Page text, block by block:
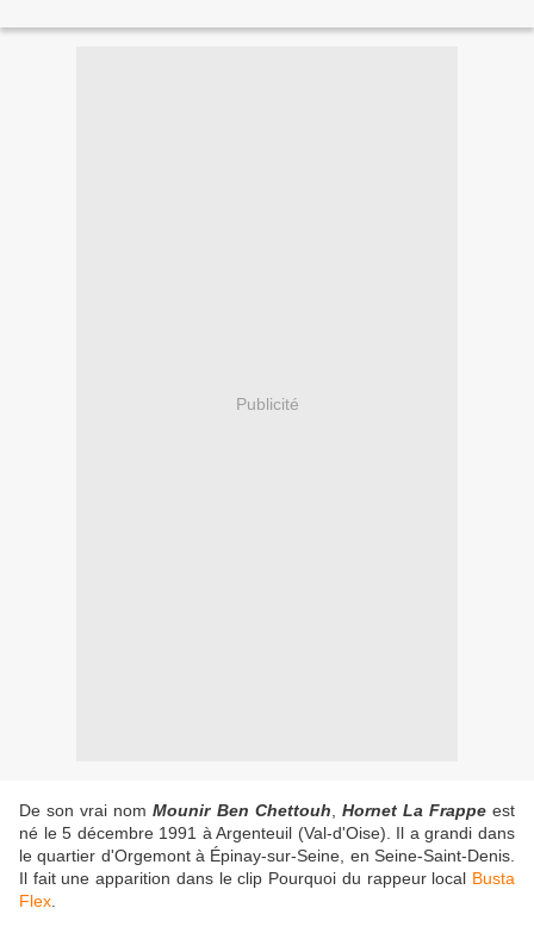
Publicité
De son vrai nomMounir Ben Chettouh Hornet La Frappeest
né le 5 décembre 1991 à Argenteuil (Val-d'Oise). Il a grandi dans
le quartier d'Orgemont à Épinay-sur-Seine, en Seine-Saint-Denis.
Il fait une apparition dans le clip Pourquoi du rappeur local Busta
Flex